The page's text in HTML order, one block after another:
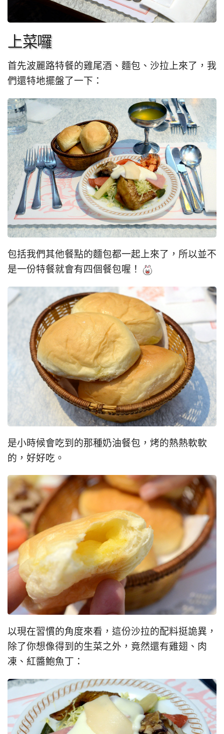
上菜囉
首先波麗路特餐的雞尾酒、麵包、沙拉上來了，我
們還特地擺盤了一下：
包括我們其他餐點的麵包都一起上來了，所以並不
是一份特餐就會有四個餐包喔！
是小時候會吃到的那種奶油餐包，烤的熱熱軟軟
的，好好吃。
以現在習慣的角度來看，這份沙拉的配料挺詭異，
除了你想像得到的生菜之外，竟然還有雞翅、肉
凍、紅醬鮑魚丁：